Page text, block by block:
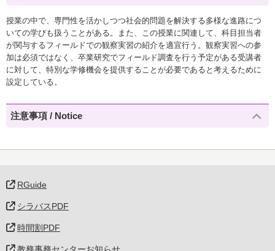
授業の中で、専門性を活かしつつ社会的問題を解決する多様な進路につ
いての学びも扱うことがある。また、この授業に関連して、科目担当者
が関与するフィールドでの観察実習の紹介を適宜行う。観察実習への参
加は必須ではなく、卒業研究でフィールド調査を行う予定がある受講者
に対して、特別な学修機会を提供することが必要であると考えるために
設定している。
注意事項 / Notice
RGuide
シラバスPDF
時間割PDF
教務事務センターお知らせ